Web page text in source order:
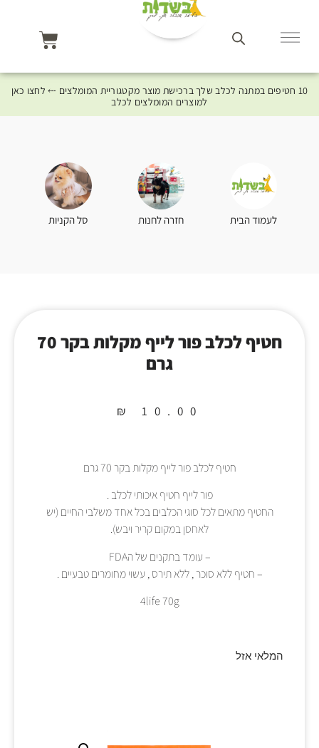
10 חטיפים במתנה לכלב שלך ברכישת מוצר מקטגוריית המומלצים ⤎ לחצו כאן
למוצרים המומלצים לכלב
לעמוד הבית חזרה לחנות סל הקניות
חטיף לכלב פור לייף מקלות בקר 70
גרם
₪ 10.00
חטיף לכלב פור לייף מקלות בקר 70 גרם
פור לייף חטיף איכותי לכלב .
החטיף מתאים לכל סוגי הכלבים בכל אחד משלבי החיים (יש
לאחסן במקום קריר ויבש).
– עומד בתקנים של הFDA
– חטיף ללא סוכר , ללא תירס , עשוי מחומרים טבעיים .
4life 70g
המלאי אזל